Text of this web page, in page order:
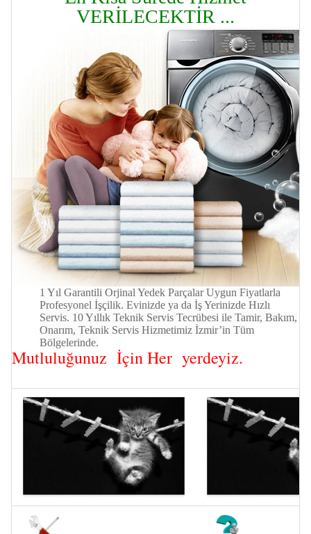
VERİLECEKTİR ...
1 Yıl Garantili Orjinal Yedek Parçalar Uygun Fiyatlarla
Profesyonel İşçilik. Evinizde ya da İş Yerinizde Hızlı
Servis. 10 Yıllık Teknik Servis Tecrübesi ile Tamir, Bakım,
Onarım, Teknik Servis Hizmetimiz İzmir’in Tüm
Bölgelerinde.
Mutluluğunuz İçin Her yerdeyiz.